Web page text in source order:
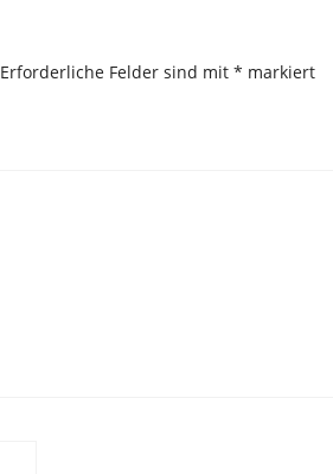
Erforderliche Felder sind mit * markiert